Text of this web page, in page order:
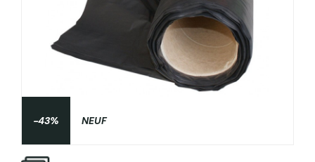
-43% NEUF